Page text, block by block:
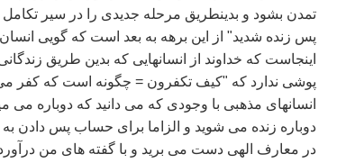
تمدن بشود و بدينطريق مرحله جديدی را در سير تکامل
پس زنده شديد‌" از اين برهه به بعد است که گويی
‌اينجاست که خداوند از انسانهايی که بدين طريق
پوشی ندارد که ‌"کيف تکفرون = چگونه است که کفر
انسانهای مذهبی با وجودی که می دانيد که دوباره
دوباره زنده می شويد و الزاما برای حساب پس دادن به
در معارف الهی دست می بريد و با گفته های من